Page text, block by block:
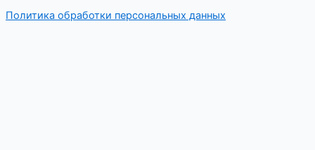
Политика обработки персональных данных